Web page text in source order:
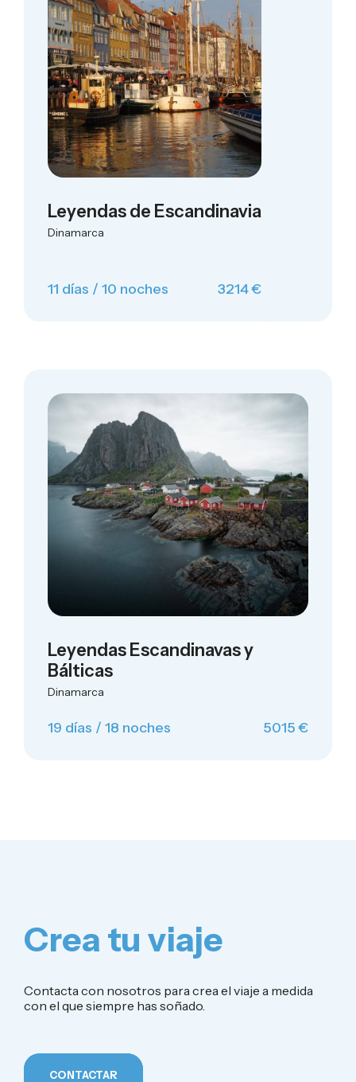
Leyendas de Escandinavia
Dinamarca
11 días / 10 noches 3214 €
Leyendas Escandinavas y
Bálticas
Dinamarca
19 días / 18 noches 5015 €
Crea tu viaje
Contacta con nosotros para crea el viaje a medida
con el que siempre has soñado.
CONTACTAR